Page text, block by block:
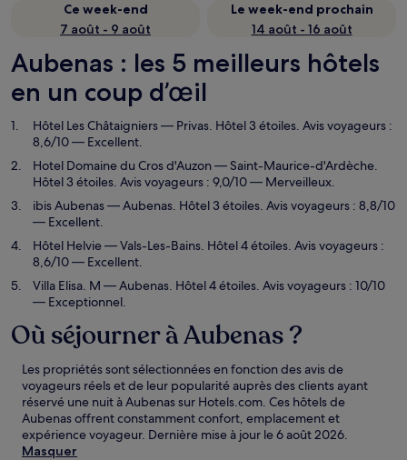
Ce week-end
7 août - 9 août
Le week-end prochain
14 août - 16 août
Aubenas : les 5 meilleurs hôtels
en un coup d’œil
Hôtel Les Châtaigniers— Privas. Hôtel 3 étoiles. Avis voyageurs :
8,6/10 — Excellent.
Hotel Domaine du Cros d'Auzon— Saint-Maurice-d'Ardèche.
Hôtel 3 étoiles. Avis voyageurs : 9,0/10 — Merveilleux.
ibis Aubenas— Aubenas. Hôtel 3 étoiles. Avis voyageurs : 8,8/10
— Excellent.
Hôtel Helvie— Vals-Les-Bains. Hôtel 4 étoiles. Avis voyageurs :
8,6/10 — Excellent.
Villa Elisa. M — Aubenas. Hôtel 4 étoiles. Avis voyageurs : 10/10
— Exceptionnel.
Où séjourner à Aubenas ?
Les propriétés sont sélectionnées en fonction des avis de
voyageurs réels et de leur popularité auprès des clients ayant
réservé une nuit à Aubenas sur Hotels.com. Ces hôtels de
Aubenas offrent constamment confort, emplacement et
expérience voyageur. Dernière mise à jour le6 août 2026.
Masquer